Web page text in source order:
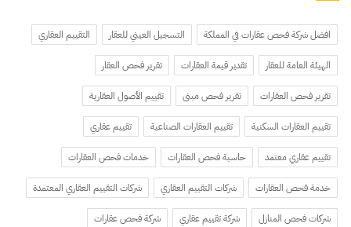
افضل شركة فحص عقارات في المملكة التسجيل العيني للعقار التقييم العقاري
الهيئة العامة للعقار تقدير قيمة العقارات تقرير فحص العقار
تقرير فحص العقارات تقرير فحص مبنى تقييم الأصول العقارية
تقييم العقارات السكنية تقييم العقارات الصناعية تقييم عقاري
تقييم عقاري معتمد حاسبة فحص العقارات خدمات فحص العقارات
خدمة فحص العقارات شركات التقييم العقاري شركات التقييم العقاري المعتمدة
شركات فحص المنازل شركة تقييم عقاري شركة فحص عقارات